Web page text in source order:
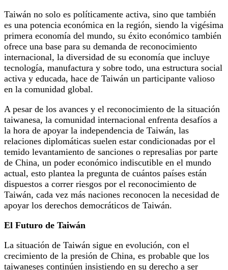
Taiwán no solo es políticamente activa, sino que también
es una potencia económica en la región, siendo la vigésima
primera economía del mundo, su éxito económico también
ofrece una base para su demanda de reconocimiento
internacional, la diversidad de su economía que incluye
tecnología, manufactura y sobre todo, una estructura social
activa y educada, hace de Taiwán un participante valioso
en la comunidad global.
A pesar de los avances y el reconocimiento de la situación
taiwanesa, la comunidad internacional enfrenta desafíos a
la hora de apoyar la independencia de Taiwán, las
relaciones diplomáticas suelen estar condicionadas por el
temido levantamiento de sanciones o represalias por parte
de China, un poder económico indiscutible en el mundo
actual, esto plantea la pregunta de cuántos países están
dispuestos a correr riesgos por el reconocimiento de
Taiwán, cada vez más naciones reconocen la necesidad de
apoyar los derechos democráticos de Taiwán.
El Futuro de Taiwán
La situación de Taiwán sigue en evolución, con el
crecimiento de la presión de China, es probable que los
taiwaneses continúen insistiendo en su derecho a ser